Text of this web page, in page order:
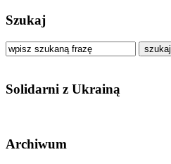
Szukaj
szukaj
Solidarni z Ukrainą
Archiwum